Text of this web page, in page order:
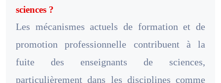
sciences ?
Les mécanismes actuels de formation et de
promotion professionnelle contribuent à la
fuite des enseignants de sciences,
particulièrement dans les disciplines comme